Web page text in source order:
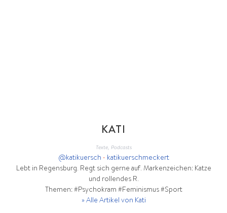
KATI
Texte, Podcasts
@katikuersch • katikuerschmeckert
Lebt in Regensburg. Regt sich gerne auf. Markenzeichen: Katze
und rollendes R.
Themen: #Psychokram #Feminismus #Sport
» Alle Artikel von Kati